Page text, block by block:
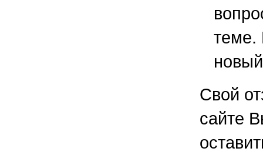
теме.
Свой
сайте